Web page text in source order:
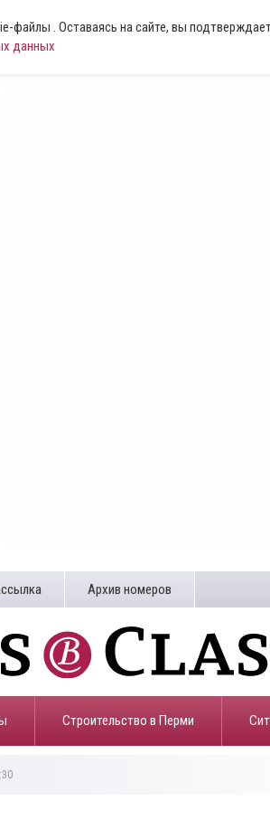
файлы . Оставаясь на сайте, вы
данных
Архив номеров
Строительство в Перми